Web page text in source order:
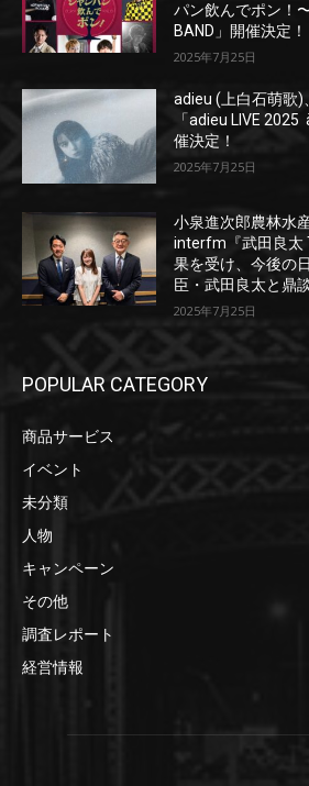
パン飲んでポン！
BAND」開催決定！
2025年7月25日
adieu (上白石萌歌
「adieu LIVE
催決定！
2025年7月25日
小泉進次郎農林水
interfm『武田良太
果を受け、今後の
臣・武田良太と鼎
2025年7月25日
POPULAR CATEGORY
商品サービス
イベント
未分類
人物
キャンペーン
その他
調査レポート
経営情報